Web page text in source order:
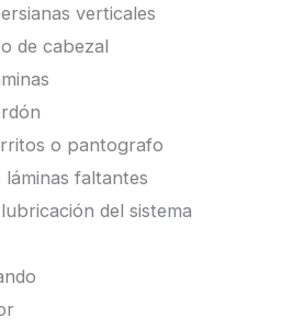
verticales
de cabezal
o pantografo
faltantes
del sistema